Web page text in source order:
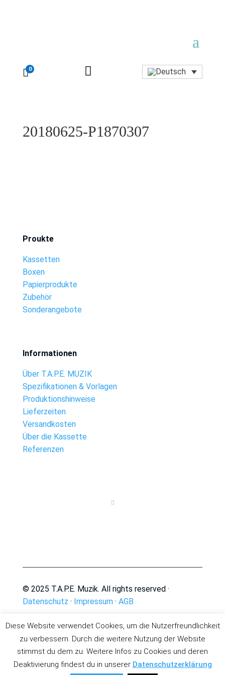
0 
20180625-P1870307
Proukte
Kassetten
Boxen
Papierprodukte
Zubehör
Sonderangebote
Informationen
Über T.A.P.E. MUZIK
Spezifikationen & Vorlagen
Produktionshinweise
Lieferzeiten
Versandkosten
Über die Kassette
Referenzen

© 2025 T.A.P.E. Muzik. All rights reserved ·
Datenschutz · Impressum· AGB
Diese Website verwendet Cookies, um die Nutzerfreundlichkeit
zu verbessern. Durch die weitere Nutzung der Website
stimmst du dem zu. Weitere Infos zu Cookies und deren
Deaktivierung findest du in unserer Datenschutzerklärung
Deutsch English (Englisch)